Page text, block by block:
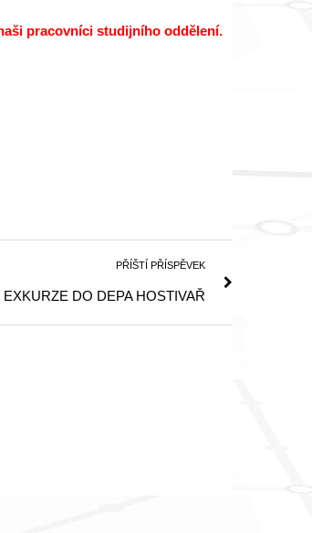
pracovníci studijního oddělení.
PŘÍŠTÍ PŘÍSPĚVEK
EXKURZE DO DEPA HOSTIVAŘ